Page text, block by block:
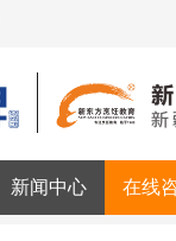
新闻中心 在线